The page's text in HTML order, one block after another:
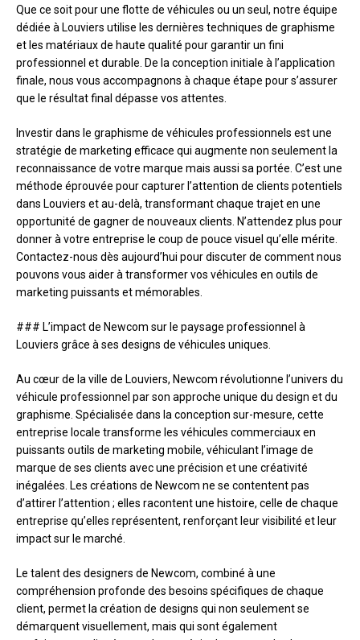
Que ce soit pour une flotte de véhicules ou un seul, notre équipe
dédiée à Louviers utilise les dernières techniques de graphisme
et les matériaux de haute qualité pour garantir un fini
professionnel et durable. De la conception initiale à l’application
finale, nous vous accompagnons à chaque étape pour s’assurer
que le résultat final dépasse vos attentes.
Investir dans le graphisme de véhicules professionnels est une
stratégie de marketing efficace qui augmente non seulement la
reconnaissance de votre marque mais aussi sa portée. C’est une
méthode éprouvée pour capturer l’attention de clients potentiels
dans Louviers et au-delà, transformant chaque trajet en une
opportunité de gagner de nouveaux clients. N’attendez plus pour
donner à votre entreprise le coup de pouce visuel qu’elle mérite.
Contactez-nous dès aujourd’hui pour discuter de comment nous
pouvons vous aider à transformer vos véhicules en outils de
marketing puissants et mémorables.
### L’impact de Newcom sur le paysage professionnel à
Louviers grâce à ses designs de véhicules uniques.
Au cœur de la ville de Louviers, Newcom révolutionne l’univers du
véhicule professionnel par son approche unique du design et du
graphisme. Spécialisée dans la conception sur-mesure, cette
entreprise locale transforme les véhicules commerciaux en
puissants outils de marketing mobile, véhiculant l’image de
marque de ses clients avec une précision et une créativité
inégalées. Les créations de Newcom ne se contentent pas
d’attirer l’attention ; elles racontent une histoire, celle de chaque
entreprise qu’elles représentent, renforçant leur visibilité et leur
impact sur le marché.
Le talent des designers de Newcom, combiné à une
compréhension profonde des besoins spécifiques de chaque
client, permet la création de designs qui non seulement se
démarquent visuellement, mais qui sont également